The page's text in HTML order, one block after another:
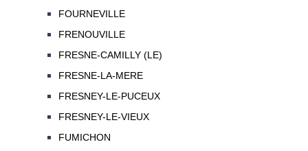
FOURNEVILLE
FRENOUVILLE
FRESNE-CAMILLY (LE)
FRESNE-LA-MERE
FRESNEY-LE-PUCEUX
FRESNEY-LE-VIEUX
FUMICHON